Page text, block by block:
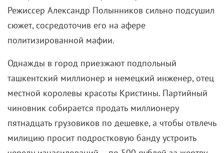
Режиссер Александр Полынников сильно подсушил
сюжет, сосредоточив его на афере
политизированной мафии.
Однажды в город приезжают подпольный
ташкентский миллионер и немецкий инженер, отец
местной королевы красоты Кристины. Партийный
чиновник собирается продать миллионеру
пятнадцать грузовиков по дешевке, а чтобы отвлечь
милицию просит подростковую банду устроить